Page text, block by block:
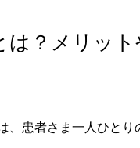
？メリット
患者さま一人ひとり